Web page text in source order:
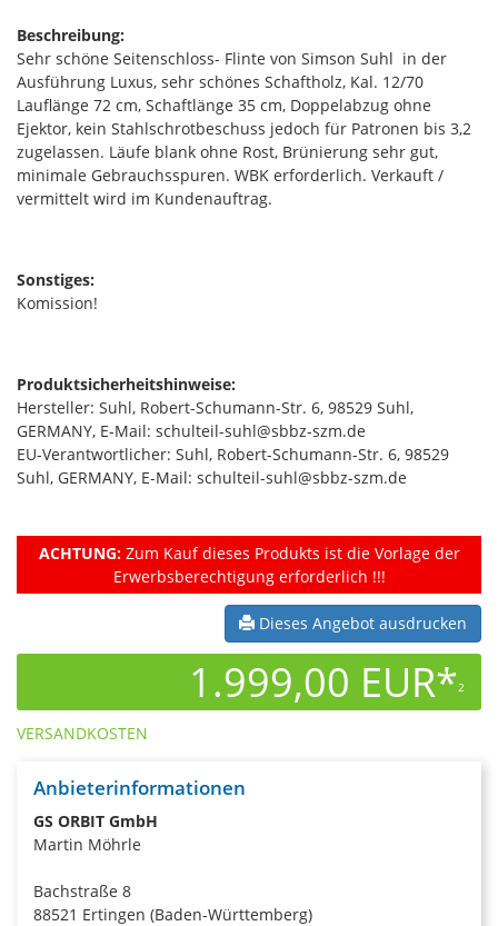
Beschreibung:
Sehr schöne Seitenschloss- Flinte von Simson Suhl in der
Ausführung Luxus, sehr schönes Schaftholz, Kal. 12/70
Lauflänge 72 cm, Schaftlänge 35 cm, Doppelabzug ohne
Ejektor, kein Stahlschrotbeschuss jedoch für Patronen bis 3,2
zugelassen. Läufe blank ohne Rost, Brünierung sehr gut,
minimale Gebrauchsspuren. WBK erforderlich. Verkauft /
vermittelt wird im Kundenauftrag.
Sonstiges:
Komission!
Produktsicherheitshinweise:
Hersteller: Suhl, Robert-Schumann-Str. 6, 98529 Suhl,
GERMANY, E-Mail: schulteil-suhl@sbbz-szm.de
EU-Verantwortlicher: Suhl, Robert-Schumann-Str. 6, 98529
Suhl, GERMANY, E-Mail: schulteil-suhl@sbbz-szm.de
ACHTUNG:Zum Kauf dieses Produkts ist die Vorlage der
Erwerbsberechtigung erforderlich !!!
Dieses Angebot ausdrucken
1.999,00 EUR*2
VERSANDKOSTEN
Anbieterinformationen
GS ORBIT GmbH
Martin Möhrle
Bachstraße 8
88521 Ertingen (Baden-Württemberg)